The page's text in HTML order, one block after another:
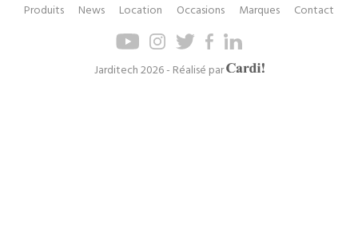
Pied
Menu
navigation
Produits News Location Occasions Marques Contact
Jarditech 2026 - Réalisé par
Axel